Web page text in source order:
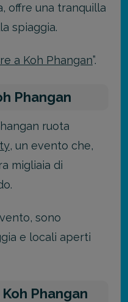
offre una tranquilla
spiaggia.
a Koh Phangan”.
Phangan
ruota
, un evento che,
migliaia di
sono
e locali aperti
Phangan